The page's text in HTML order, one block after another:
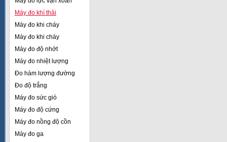
Máy đo khí thải
Máy đo khi cháy
Máy đo khi cháy
Máy đo độ nhớt
Máy đo nhiệt lượng
Đo hàm lượng đường
Đo độ trắng
Máy đo sức gió
Máy đo độ cứng
Máy đo nồng độ cồn
Máy đo ga